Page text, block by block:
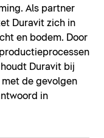
Als partner
Duravit zich in
en bodem. Door
Duravit bij
de gevolgen
in